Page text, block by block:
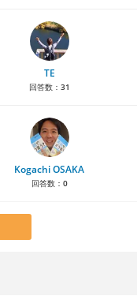
TE
回答数： 31
Kogachi OSAKA
回答数： 0